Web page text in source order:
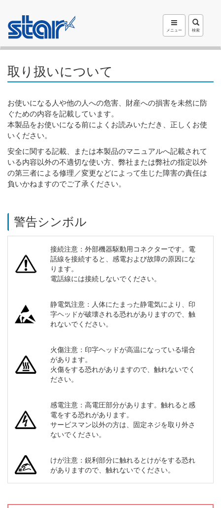
検索
メニュー
取り扱いについて
お使いになる人や他の人への危害、財産への損害を未然に防
ぐための内容を記載しています。
本製品をお使いになる前によくお読みいただき、正しくお使
いください。
安全に関する記載、または本製品のマニュアルへ記載されて
いる内容以外の不適切な使い方、弊社または弊社の指定以外
の第三者による修理／変更などによって生じた障害の責任は
負いかねますのでご了承ください。
警告シンボル
接続注意：外部機器駆動用コネクターです。電
話線を接続すると、感電および故障の原因にな
ります。
電話線には接続しないでください。
静電気注意：人体にたまった静電気により、印
字ヘッドが破壊される恐れがありますので、触
れないでください。
火傷注意：印字ヘッドが高温になっている場合
があります。
火傷をする恐れがありますので、触れないでく
ださい。
感電注意：高電圧部分があります。触れると感
電をする恐れがあります。
サービスマン以外の方は、固定ネジを取り外さ
ないでください。
けが注意：鋭利部分に触れるとけがをする恐れ
がありますので、触れないでください。